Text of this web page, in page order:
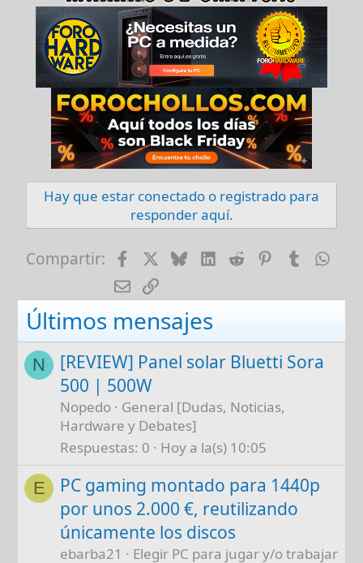
Hay que estar conectado o registrado para
responder aquí.
Compartir: FacebookBlueskyLinkedIn
RedditPinterest
Tumblr
E-mailEnlace
Últimos mensajes
N
[REVIEW] Panel solar Bluetti Sora
500 | 500W
Nopedo
General [Dudas, Noticias,
Hardware y Debates]
Respuestas 0 Hoy a la(s) 10:05
E
PC gaming montado para 1440p
por unos 2.000 €, reutilizando
únicamente los discos
ebarba21 Elegir PC para jugar y/o trabajar